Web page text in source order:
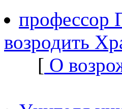
профессор
возродить
[ О